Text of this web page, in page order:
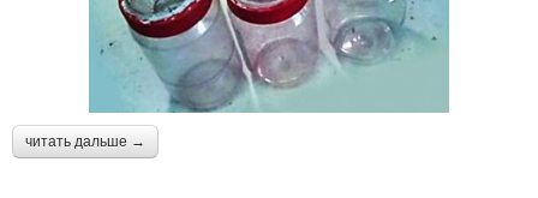
читать дальше →